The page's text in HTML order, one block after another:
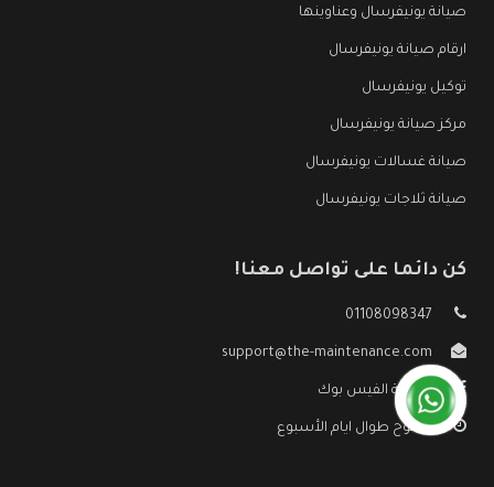
صيانة يونيفرسال وعناوينها
ارقام صيانة يونيفرسال
توكيل يونيفرسال
مركز صيانة يونيفرسال
صيانة غسالات يونيفرسال
صيانة ثلاجات يونيفرسال
كن دائما على تواصل معنا!
01108098347
support@the-maintenance.com
صفحة الفيس بوك
مفتوح طوال ايام الأسبوع